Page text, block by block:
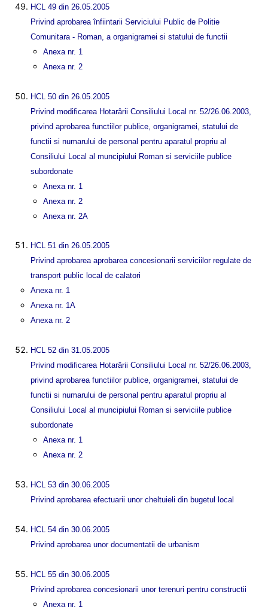
HCL 49 din 26.05.2005
Privind aprobarea înfiintarii Serviciului Public de Politie
Comunitara - Roman, a organigramei si statului de functii
Anexa nr. 1
Anexa nr. 2
HCL 50 din 26.05.2005
Privind modificarea Hotarârii Consiliului Local nr. 52/26.06.2003,
privind aprobarea functiilor publice, organigramei, statului de
functii si numarului de personal pentru aparatul propriu al
Consiliului Local al muncipiului Roman si serviciile publice
subordonate
Anexa nr. 1
Anexa nr. 2
Anexa nr. 2A
HCL 51 din 26.05.2005
Privind aprobarea aprobarea concesionarii serviciilor regulate de
transport public local de calatori
Anexa nr. 1
Anexa nr. 1A
Anexa nr. 2
HCL 52 din 31.05.2005
Privind modificarea Hotarârii Consiliului Local nr. 52/26.06.2003,
privind aprobarea functiilor publice, organigramei, statului de
functii si numarului de personal pentru aparatul propriu al
Consiliului Local al muncipiului Roman si serviciile publice
subordonate
Anexa nr. 1
Anexa nr. 2
HCL 53 din 30.06.2005
Privind aprobarea efectuarii unor cheltuieli din bugetul local
HCL 54 din 30.06.2005
Privind aprobarea unor documentatii de urbanism
HCL 55 din 30.06.2005
Privind aprobarea concesionarii unor terenuri pentru constructii
Anexa nr. 1